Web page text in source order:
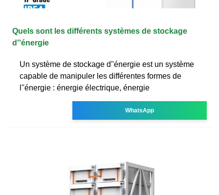
Quels sont les différents systèmes de stockage
d''énergie
Un système de stockage d''énergie est un système
capable de manipuler les différentes formes de
l''énergie : énergie électrique, énergie
WhatsApp